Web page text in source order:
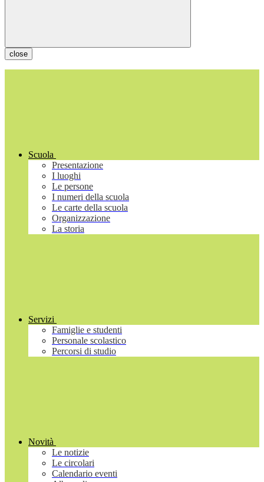
close
Scuola
Presentazione
I luoghi
Le persone
I numeri della scuola
Le carte della scuola
Organizzazione
La storia
Servizi
Famiglie e studenti
Personale scolastico
Percorsi di studio
Novità
Le notizie
Le circolari
Calendario eventi